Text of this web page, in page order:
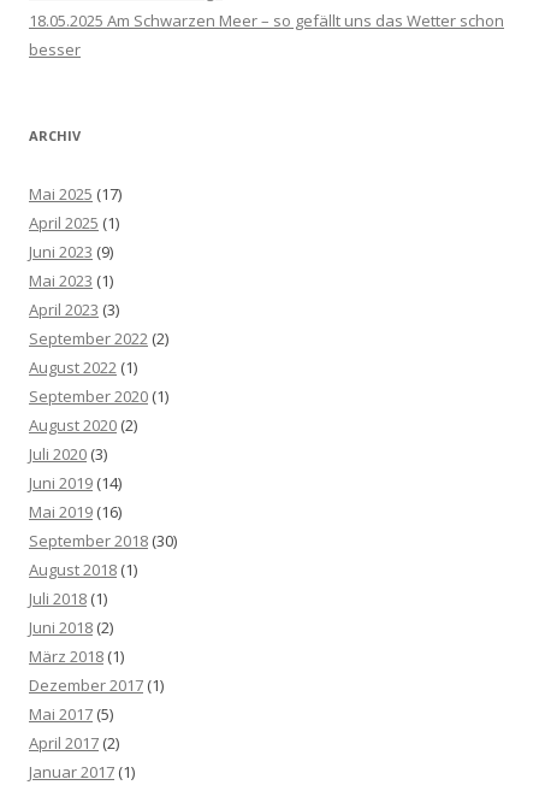
18.05.2025 Am Schwarzen Meer – so gefällt uns das Wetter schon
besser
ARCHIV
Mai 2025 (17)
April 2025 (1)
Juni 2023 (9)
Mai 2023 (1)
April 2023 (3)
September 2022 (2)
August 2022 (1)
September 2020 (1)
August 2020 (2)
Juli 2020 (3)
Juni 2019 (14)
Mai 2019 (16)
September 2018 (30)
August 2018 (1)
Juli 2018 (1)
Juni 2018 (2)
März 2018 (1)
Dezember 2017 (1)
Mai 2017 (5)
April 2017 (2)
Januar 2017 (1)